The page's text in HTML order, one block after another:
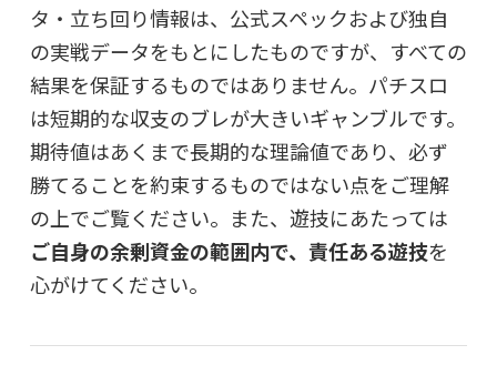
タ・立ち回り情報は、公式スペックおよび独自
の実戦データをもとにしたものですが、すべての
結果を保証するものではありません。パチスロ
は短期的な収支のブレが大きいギャンブルです。
期待値はあくまで長期的な理論値であり、必ず
勝てることを約束するものではない点をご理解
の上でご覧ください。また、遊技にあたっては
ご自身の余剰資金の範囲内で、責任ある遊技を
心がけてください。